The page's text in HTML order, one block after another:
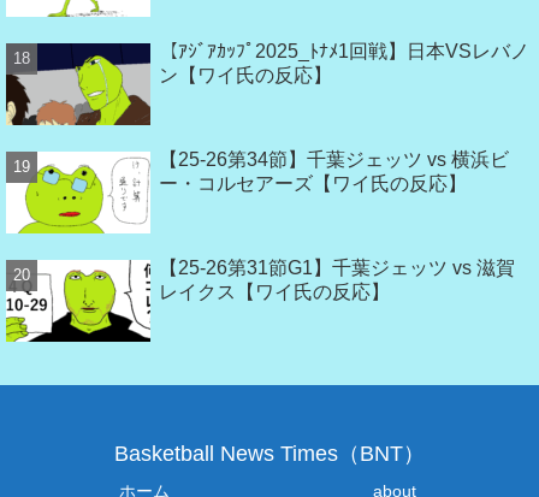
【ｱｼﾞｱｶｯﾌﾟ2025_ﾄﾅﾒ1回戦】日本VSレバノ
ン【ワイ氏の反応】
【25-26第34節】千葉ジェッツ vs 横浜ビ
ー・コルセアーズ【ワイ氏の反応】
【25-26第31節G1】千葉ジェッツ vs 滋賀
レイクス【ワイ氏の反応】
Basketball News Times（BNT）
ホーム about